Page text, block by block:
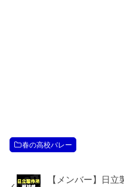
春の高校バレー
【メンバー】日